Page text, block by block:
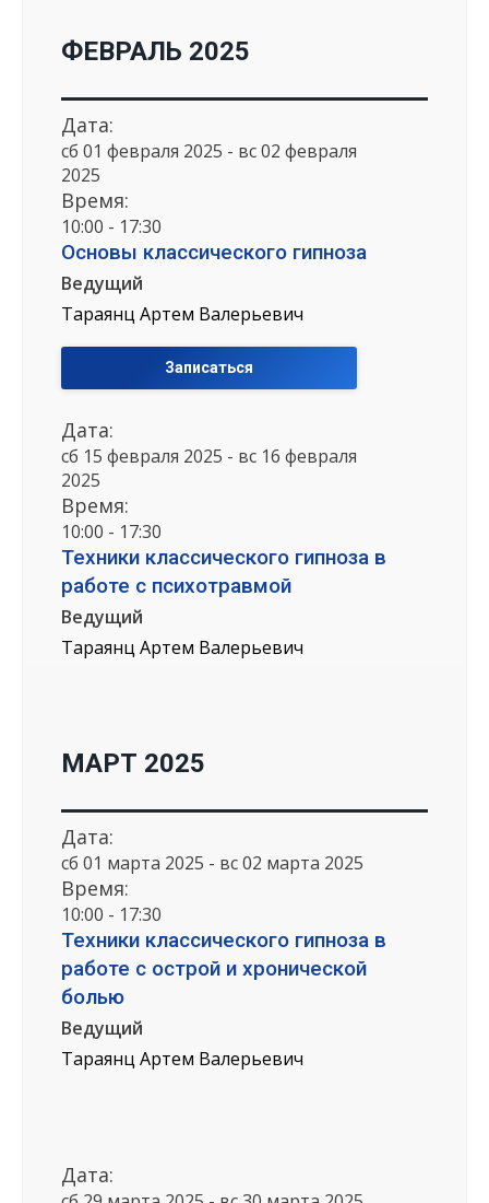
ФЕВРАЛЬ 2025
Дата:
сб 01 февраля 2025 - вс 02 февраля
2025
Время:
10:00 - 17:30
Основы классического гипноза
Ведущий
Тараянц Артем Валерьевич
Записаться
Дата:
сб 15 февраля 2025 - вс 16 февраля
2025
Время:
10:00 - 17:30
Техники классического гипноза в
работе с психотравмой
Ведущий
Тараянц Артем Валерьевич
МАРТ 2025
Дата:
сб 01 марта 2025 - вс 02 марта 2025
Время:
10:00 - 17:30
Техники классического гипноза в
работе с острой и хронической
болью
Ведущий
Тараянц Артем Валерьевич
Дата: